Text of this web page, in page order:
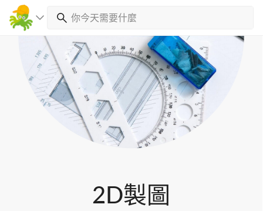
2D製圖